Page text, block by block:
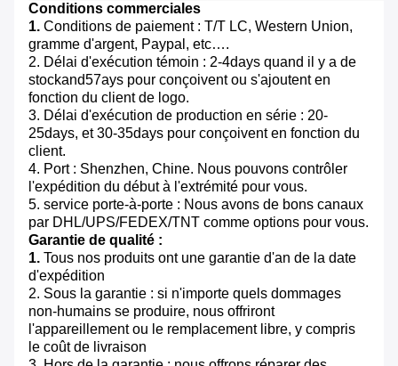
Conditions commerciales
1. Conditions de paiement : T/T LC, Western Union,
gramme d'argent, Paypal, etc….
2. Délai d'exécution témoin : 2-4days quand il y a de
stockand57ays pour conçoivent ou s'ajoutent en
fonction du client de logo.
3. Délai d'exécution de production en série : 20-
25days, et 30-35days pour conçoivent en fonction du
client.
4. Port : Shenzhen, Chine. Nous pouvons contrôler
l'expédition du début à l'extrémité pour vous.
5. service porte-à-porte : Nous avons de bons canaux
par DHL/UPS/FEDEX/TNT comme options pour vous.
Garantie de qualité :
1. Tous nos produits ont une garantie d'an de la date
d'expédition
2. Sous la garantie : si n'importe quels dommages
non-humains se produire, nous offriront
l'appareillement ou le remplacement libre, y compris
le coût de livraison